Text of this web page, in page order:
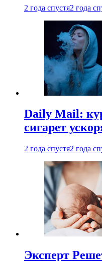
2 года спустя2 года
Daily Mail:
сигарет
2 года спустя2 года
Эксперт